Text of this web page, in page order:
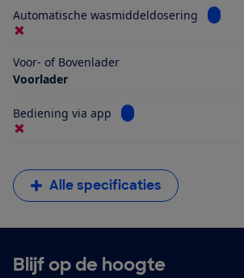
Automatische wasmiddeldosering Bekijk
Voor- of Bovenlader
Voorlader
Bediening via app Bekijk informatie voor
Alle specificaties
Blijf op de hoogte